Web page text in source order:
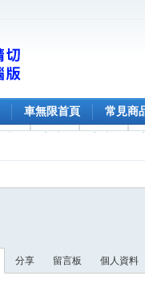
車無限首頁 常見商
分享 留言板 個人資料